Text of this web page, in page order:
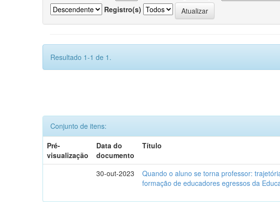
Registro(s)
Resultado 1-1 de 1.
Conjunto de itens:
Pré-
visualização
Data do
documento
Título
30-out-2023
Quando o aluno se torna professor:
formação de educadores egressos da